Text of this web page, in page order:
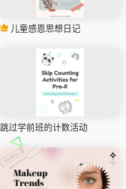
儿童感恩思想日记
跳过学前班的计数活动